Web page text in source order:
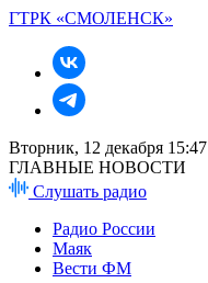
ГТРК «СМОЛЕНСК»
Вторник, 12 декабря 15:47
ГЛАВНЫЕ НОВОСТИ
Слушать радио
Радио России
Маяк
Вести ФМ